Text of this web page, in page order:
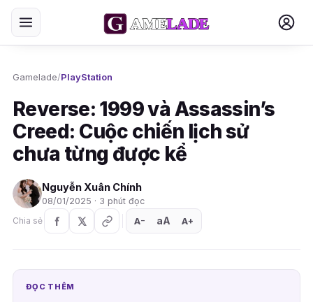
Gamelade/PlayStation
Reverse: 1999 và Assassin’s
Creed: Cuộc chiến lịch sử
chưa từng được kể
Nguyễn Xuân Chính
08/01/2025 · 3 phút đọc
Chia sẻ
A− aA A+
ĐỌC THÊM